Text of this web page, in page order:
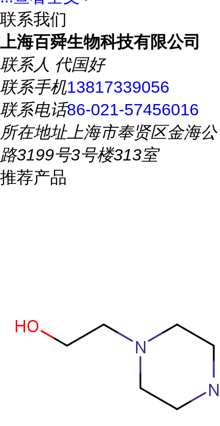
联系我们
上海百舜生物科技有限公司
联系人 代国好
联系手机13817339056
联系电话86-021-57456016
所在地址上海市奉贤区金海公
路3199号3号楼313室
推荐产品